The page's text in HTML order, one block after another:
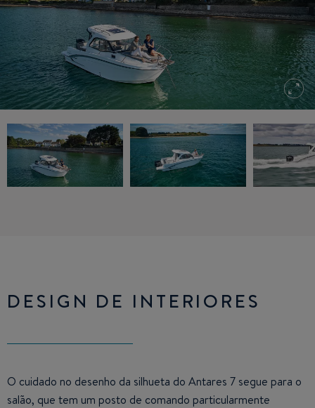
DESIGN DE INTERIORES
O cuidado no desenho da silhueta do Antares 7 segue para o
salão, que tem um posto de comando particularmente